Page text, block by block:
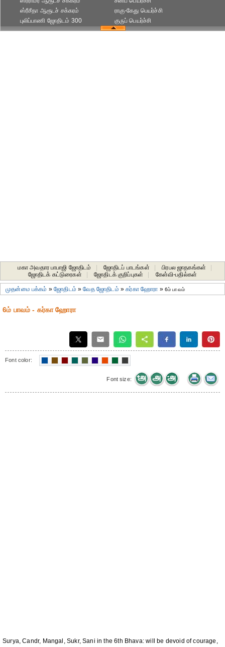
ஸ்ரீசீதா ஆரூடச் சக்கரம்
புலிப்பாணி ஜோதிடம் 300
ராகு-கேது பெயர்ச்சி
குருப் பெயர்ச்சி
மகா அவதார பாபாஜி ஜோதிடம் ஜோதிடப் பாடங்கள் பிரபல ஜாதகங்கள்
ஜோதிடக் கட்டுரைகள்
ஜோதிடக் குறிப்புகள் கேள்வி-பதில்கள்
முதன்மை பக்கம் »ஜோதிடம் »வேத ஜோதிடம் »கர்கா ஹோரா » 6ம் பாவம்
6ம் பாவம் - கர்கா ஹோரா
Font color:
Font size:
Surya, Candr, Mangal, Sukr, Sani in the 6th Bhava: will be devoid of courage,